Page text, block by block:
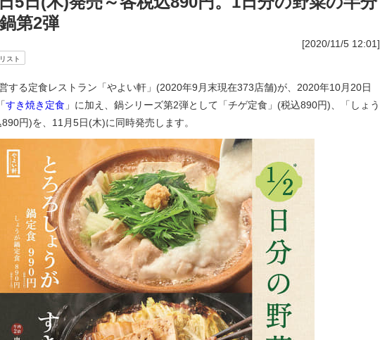
第2弾
[2020/11/5 12:01]
リスト
する定食レストラン「やよい軒」(2020年9月末現在373店舗)が、2020年10月20日
すき焼き定食 」に加え、鍋シリーズ第2弾として「チゲ定食」(税込890円)、「しょう
円)を、11月5日(木)に同時発売します。